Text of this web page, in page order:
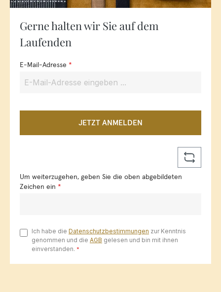
Gerne halten wir Sie auf dem
Laufenden
E-Mail-Adresse *
JETZT ANMELDEN
Um weiterzugehen, geben Sie die oben abgebildeten
Zeichen ein *
Ich habe die Datenschutzbestimmungen zur Kenntnis
genommen und die AGB gelesen und bin mit ihnen
einverstanden. *